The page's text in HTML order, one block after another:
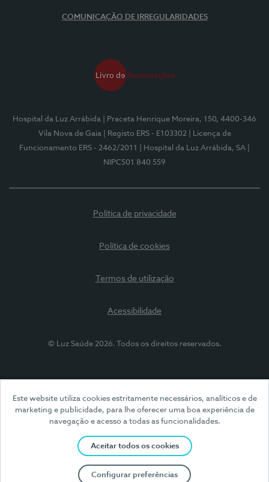
Este website utiliza cookies estritamente necessários, analíticos e de
marketing e publicidade, para lhe oferecer uma boa experiência de
navegação e acesso a todas as funcionalidades.
Aceitar todos os cookies
Configurar preferências
COMUNICAÇÃO DE IRREGULARIDADES
Hospital da Luz Arrábida
| Praceta Henrique Moreira, 150, 4400-346
Vila Nova de Gaia
| Registo ERS - E103302
| Licença de
Funcionamento ERS - 2462/2011
| Hospital da Luz Arrábida, SA
NIPC501 840 559
Política de privacidade
Política de cookies
Termos de utilização
Acessibilidade
© Luz Saúde 2026. Todos os direitos reservados.